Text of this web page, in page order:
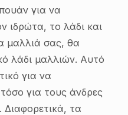
για να
ιδρώτα, το λάδι και
μαλλιά σας, θα
λάδι μαλλιών. Αυτό
για να
για τους άνδρες
Διαφορετικά, τα